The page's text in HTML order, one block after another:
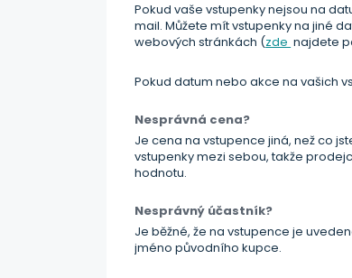
Pokud vaše vstupenky nejsou na
mail. Můžete mít vstupenky na jiné
webových stránkách (zde najdete
Pokud datum nebo akce na vašich
Nesprávná cena?
Je cena na vstupence jiná, než co
vstupenky mezi sebou, takže
hodnotu.
Nesprávný účastník?
Je běžné, že na vstupence je
jméno původního kupce.